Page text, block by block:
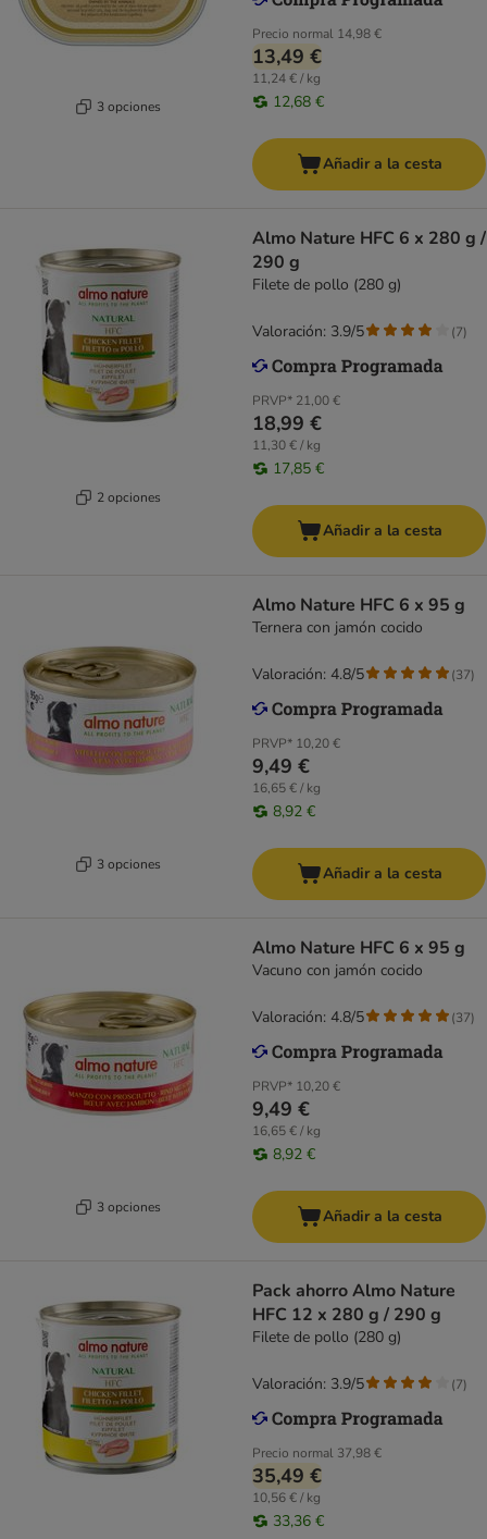
3 opciones
Precio normal 14,98 €
13,49 €
11,24 € / kg
12,68 €
Añadir a la cesta
2 opciones
Almo Nature HFC 6 x 280 g /
290 g
Filete de pollo (280 g)
PRVP* 21,00 €
18,99 €
11,30 € / kg
17,85 €
Valoración: 3.9/5 (7)
Añadir a la cesta
3 opciones
Almo Nature HFC 6 x 95 g
Ternera con jamón cocido
PRVP* 10,20 €
9,49 €
16,65 € / kg
8,92 €
Valoración: 4.8/5 (37)
Añadir a la cesta
3 opciones
Almo Nature HFC 6 x 95 g
Vacuno con jamón cocido
PRVP* 10,20 €
9,49 €
16,65 € / kg
8,92 €
Valoración: 4.8/5 (37)
Añadir a la cesta
Pack ahorro Almo Nature
HFC 12 x 280 g / 290 g
Filete de pollo (280 g)
Precio normal 37,98 €
35,49 €
10,56 € / kg
33,36 €
Valoración: 3.9/5 (7)